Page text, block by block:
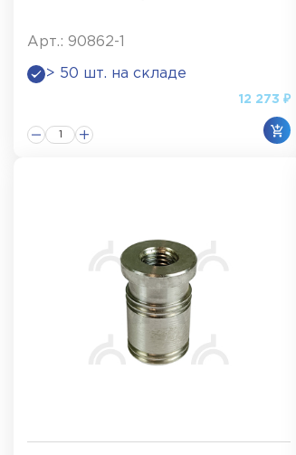
Арт.: 90862-1
> 50 шт. на складе
12 273 ₽